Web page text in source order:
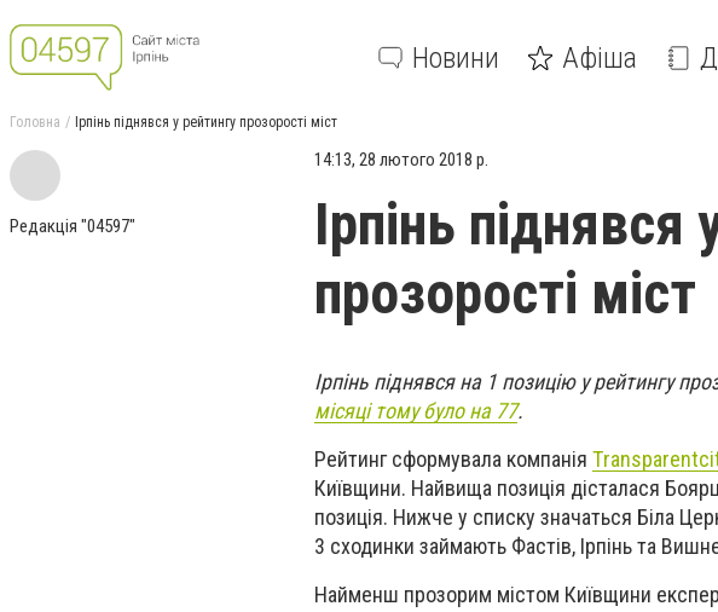
Новини Афіша
Головна Ірпінь піднявся у рейтингу прозорості міст
Редакція "04597"
14:13, 28 лютого 2018 р.
Ірпінь піднявся
прозорості міст
Ірпінь піднявся на 1 позицію у рейтингу
місяці тому було на 77.
Рейтинг сформувала компанія
Київщини. Найвища позиція дісталася
позиція. Нижче у списку значаться Біла
3 сходинки займають Фастів, Ірпінь та
Найменш прозорим містом Київщини